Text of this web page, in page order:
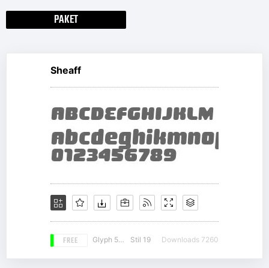
PAKET
Sheaff
FREE Glyph 535 Stil 19 Downloads 7260